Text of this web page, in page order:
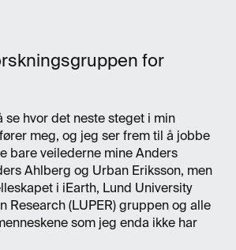
for
se hvor det neste steget i min
meg, og jeg ser frem til å jobbe
bare veilederne mine Anders
Ahlberg og Urban Eriksson, men
i iEarth, Lund University
Research (LUPER) gruppen og alle
som jeg enda ikke har